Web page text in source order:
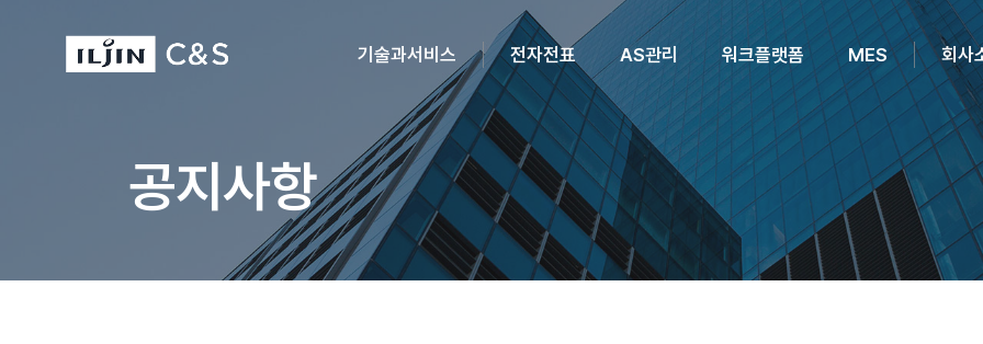
기술과서비스 전자전표 AS관리 워크플랫폼 MES 회사
공지사항